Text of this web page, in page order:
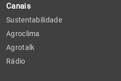
Canais
Sustentabilidade
Agroclima
Agrotalk
Rádio